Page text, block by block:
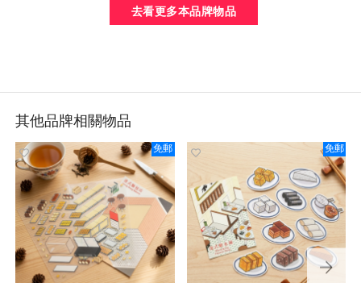
去看更多本品牌物品
其他品牌相關物品
免郵 免郵